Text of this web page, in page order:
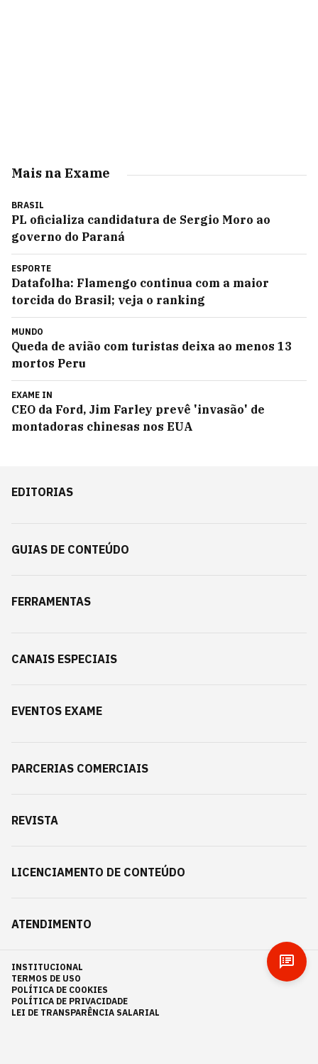
Mais na Exame
BRASIL
PL oficializa candidatura de Sergio Moro ao
governo do Paraná
ESPORTE
Datafolha: Flamengo continua com a maior
torcida do Brasil; veja o ranking
MUNDO
Queda de avião com turistas deixa ao menos 13
mortos Peru
EXAME IN
CEO da Ford, Jim Farley prevê 'invasão' de
montadoras chinesas nos EUA
EDITORIAS
GUIAS DE CONTEÚDO
FERRAMENTAS
CANAIS ESPECIAIS
EVENTOS EXAME
PARCERIAS COMERCIAIS
REVISTA
LICENCIAMENTO DE CONTEÚDO
ATENDIMENTO
INSTITUCIONAL
TERMOS DE USO
POLÍTICA DE COOKIES
POLÍTICA DE PRIVACIDADE
LEI DE TRANSPARÊNCIA SALARIAL